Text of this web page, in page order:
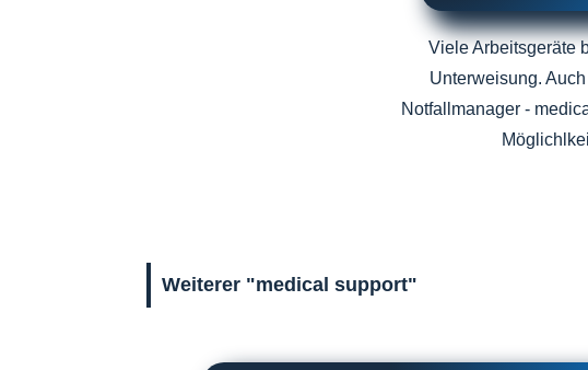
Viele Arbeitsgeräte
Unterweisung.
Notfallmanager -
Weiterer "medical support"